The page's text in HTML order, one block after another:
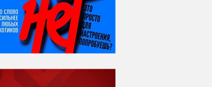
08 августа
ВСЕМИРНЫЙ ДЕНЬ
КОШЕК